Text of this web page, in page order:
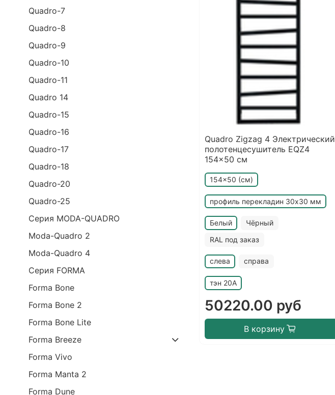
Quadro Zigzag 4 Электрический
полотенцесушитель EQZ4
154x50 см
154x50 (см)
профиль перекладин 30х30 мм
Белый
Чёрный
RAL под заказ
слева справа
тэн 20A
50220.00 руб
В корзину
Quadro-7
Quadro-8
Quadro-9
Quadro-10
Quadro-11
Quadro 14
Quadro-15
Quadro-16
Quadro-17
Quadro-18
Quadro-20
Quadro-25
Cерия MODA-QUADRO
Moda-Quadro 2
Moda-Quadro 4
Серия FORMA
Forma Bone
Forma Bone 2
Forma Bone Lite
Forma Breeze
Forma Vivo
Forma Manta 2
Forma Dune